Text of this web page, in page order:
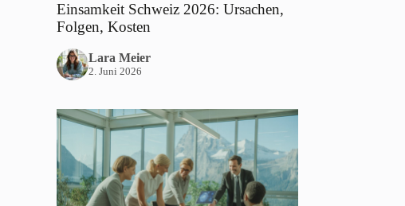
Einsamkeit Schweiz 2026: Ursachen,
Folgen, Kosten
Lara Meier
2. Juni 2026